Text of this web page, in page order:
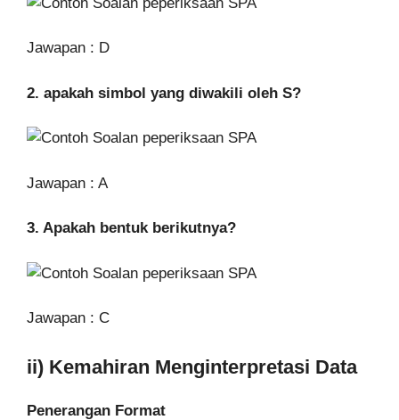
Jawapan : D
2. apakah simbol yang diwakili oleh S?
Jawapan : A
3. Apakah bentuk berikutnya?
Jawapan : C
ii) Kemahiran Menginterpretasi Data
Penerangan Format